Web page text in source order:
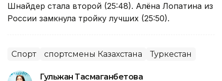
Шнайдер стала второй (25:48). Алёна Лопатина из
России замкнула тройку лучших (25:50).
Спорт спортсмены Казахстана Туркестан
Гульжан Тасмаганбетова